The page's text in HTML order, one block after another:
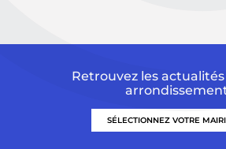
Retrouvez les